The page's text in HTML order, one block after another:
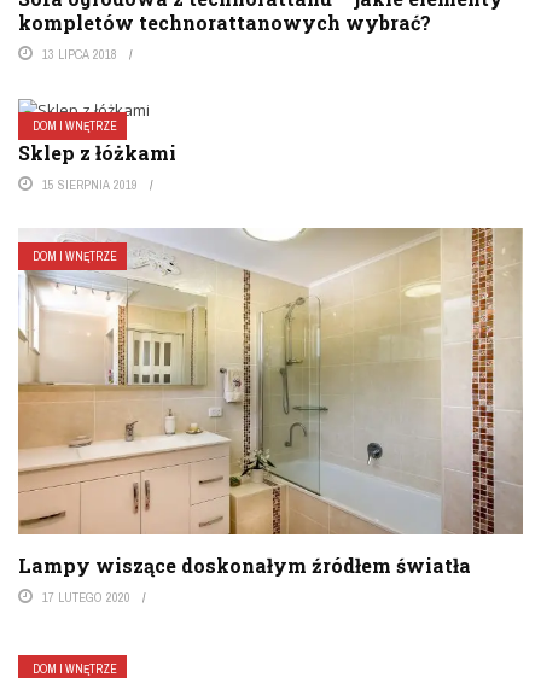
kompletów technorattanowych wybrać?
13 LIPCA 2018
DOM I WNĘTRZE
Sklep z łóżkami
15 SIERPNIA 2019
DOM I WNĘTRZE
Lampy wiszące doskonałym źródłem światła
17 LUTEGO 2020
DOM I WNĘTRZE